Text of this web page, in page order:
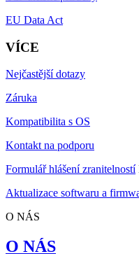
EU Data Act
VÍCE
Nejčastější dotazy
Záruka
Kompatibilita s OS
Kontakt na podporu
Formulář hlášení zranitelností
Aktualizace softwaru a
O NÁS
O NÁS